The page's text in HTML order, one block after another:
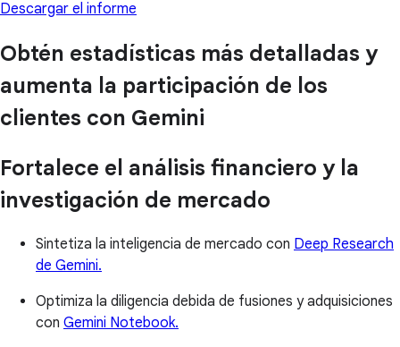
Descargar el informe
Obtén estadísticas más detalladas y
aumenta la participación de los
clientes con Gemini
Fortalece el análisis financiero y la
investigación de mercado
Sintetiza la inteligencia de mercado con Deep Research
de Gemini.
Optimiza la diligencia debida de fusiones y adquisiciones
con Gemini Notebook.